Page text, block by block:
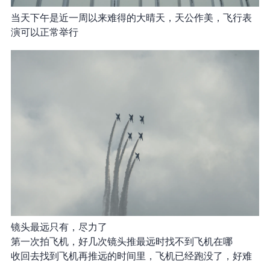
当天下午是近一周以来难得的大晴天，天公作美，飞行表
演可以正常举行
镜头最远只有 200mm，尽力了
第一次拍飞机，好几次镜头推最远时找不到飞机在哪
收回去找到飞机再推远的时间里，飞机已经跑没了，好难